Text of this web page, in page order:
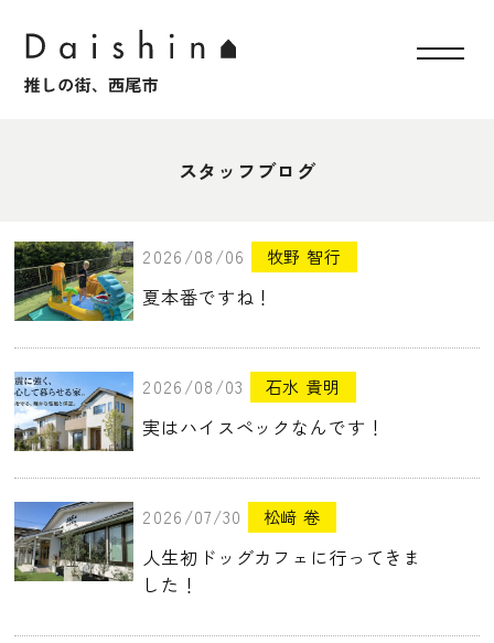
スタッフブログ
2026/08/06 牧野 智行
夏本番ですね！
2026/08/03 石水 貴明
実はハイスペックなんです！
2026/07/30 松﨑 卷
人生初ドッグカフェに行ってきま
した！